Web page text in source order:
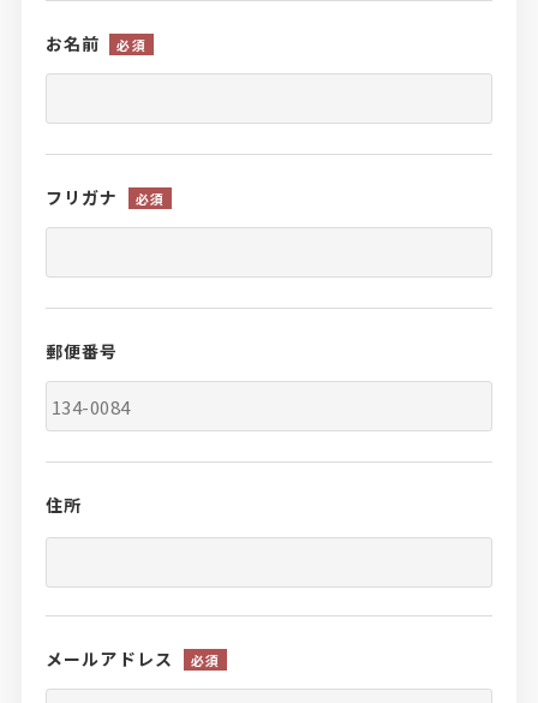
お名前 必須
フリガナ 必須
郵便番号
住所
メールアドレス 必須